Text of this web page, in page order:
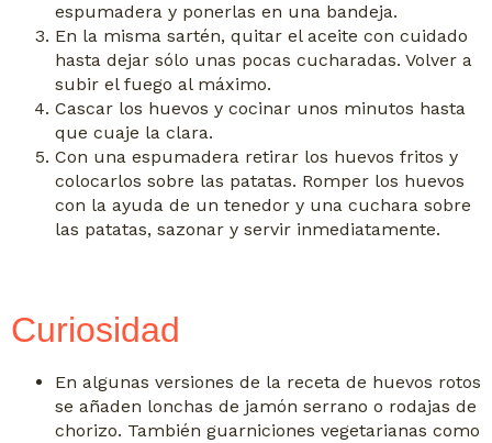
espumadera y ponerlas en una bandeja.
En la misma sartén, quitar el aceite con cuidado
hasta dejar sólo unas pocas cucharadas. Volver a
subir el fuego al máximo.
Cascar los huevos y cocinar unos minutos hasta
que cuaje la clara.
Con una espumadera retirar los huevos fritos y
colocarlos sobre las patatas. Romper los huevos
con la ayuda de un tenedor y una cuchara sobre
las patatas, sazonar y servir inmediatamente.
Curiosidad
En algunas versiones de la receta de huevos rotos
se añaden lonchas de jamón serrano o rodajas de
chorizo. También guarniciones vegetarianas como